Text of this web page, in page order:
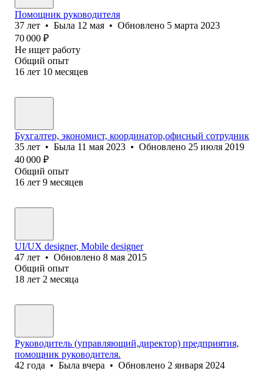
Помощник руководителя
37 лет • Была 12 мая • Обновлено 5 марта 2023
70 000 ₽
Не ищет работу
Общий опыт
16 лет 10 месяцев
Бухгалтер, экономист, координатор,офисный сотрудник
35 лет • Была 11 мая 2023 • Обновлено 25 июля 2019
40 000 ₽
Общий опыт
16 лет 9 месяцев
UI/UX designer, Mobile designer
47 лет • Обновлено 8 мая 2015
Общий опыт
18 лет 2 месяца
Руководитель (управляющий,директор) предприятия,
помощник руководителя.
42 года • Была вчера • Обновлено 2 января 2024